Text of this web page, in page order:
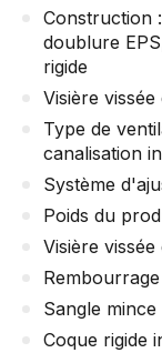
Construction
doublure
rigide
Visière
Type de
canalisation
Système
Poids du
Visière
Sangle mince
Coque rigide